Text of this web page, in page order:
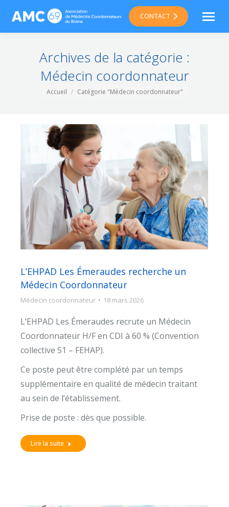
CONTACT
Archives de la catégorie :
Médecin coordonnateur
Vous êtes ici :
Accueil Catégorie "Médecin coordonnateur"
L’EHPAD Les Émeraudes recherche un
Médecin Coordonnateur
Médecin coordonnateur 18 mars 2026
L’EHPAD Les Émeraudes recrute un Médecin
Coordonnateur H/F en CDI à 60 % (Convention
collective 51 – FEHAP).
Ce poste peut être complété par un temps
supplémentaire en qualité de médecin traitant
au sein de l’établissement.
Prise de poste : dès que possible.
Lire la suite